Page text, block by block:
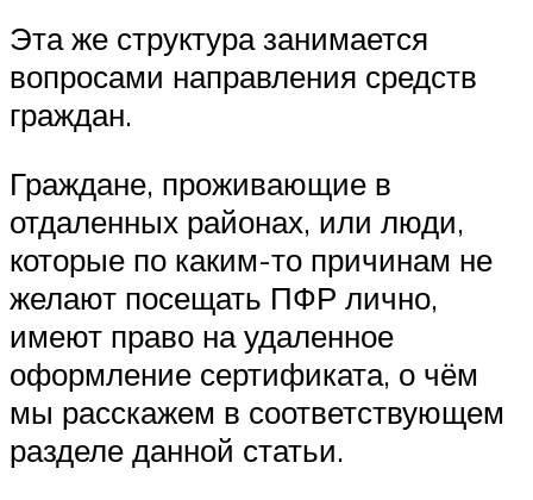
Эта же структура занимается
вопросами направления средств
граждан.
Граждане, проживающие в
отдаленных районах, или люди,
которые по каким-то причинам не
желают посещать ПФР лично,
имеют право на удаленное
оформление сертификата, о чём
мы расскажем в соответствующем
разделе данной статьи.